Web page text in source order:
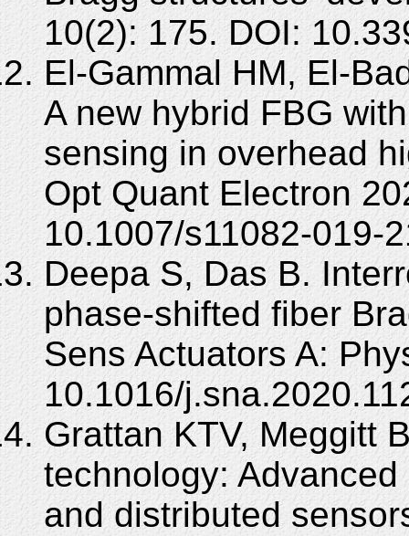
10(2): 175. DOI:
El-Gammal HM, El-
A new hybrid FBG
sensing in overhead
Opt Quant Electron
10.1007/s11082-019-
Deepa S, Das B.
phase-shifted fiber
Sens Actuators A:
10.1016/
Grattan KTV, Meggitt
technology:
and distributed